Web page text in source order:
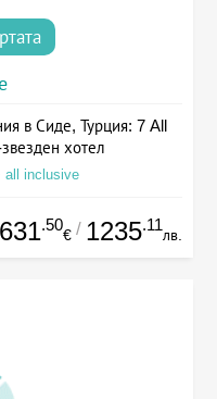
в Сиде, Турция: 7 All
хотел
all inclusive
631.50
€ / 1235.11
лв.